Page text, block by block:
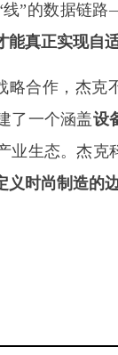
线”的数据链
真正实现自
合作，杰克
了一个涵盖设
业生态。杰克
义时尚制造的